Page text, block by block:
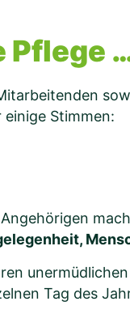
Pflege
Stimmen:
Tag des